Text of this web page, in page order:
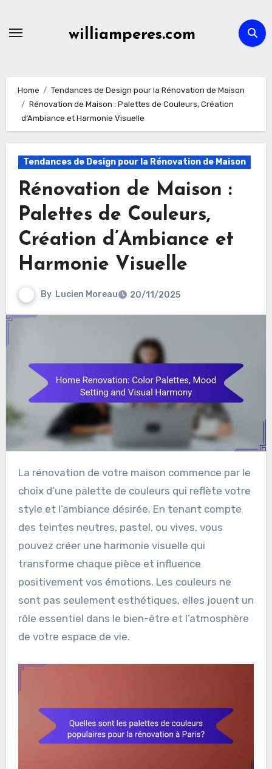
williamperes.com
Home
Tendances de Design pour la Rénovation de Maison
Rénovation de Maison : Palettes de Couleurs, Création
d’Ambiance et Harmonie Visuelle
Tendances de Design pour la Rénovation de Maison
Rénovation de Maison :
Palettes de Couleurs,
Création d’Ambiance et
Harmonie Visuelle
By Lucien Moreau 20/11/2025
La rénovation de votre maison commence par le
choix d’une palette de couleurs qui reflète votre
style et l’ambiance désirée. En tenant compte
des teintes neutres, pastel, ou vives, vous
pouvez créer une harmonie visuelle qui
transforme chaque pièce et influence
positivement vos émotions. Les couleurs ne
sont pas seulement esthétiques, elles jouent un
rôle essentiel dans le bien-être et l’atmosphère
de votre espace de vie.